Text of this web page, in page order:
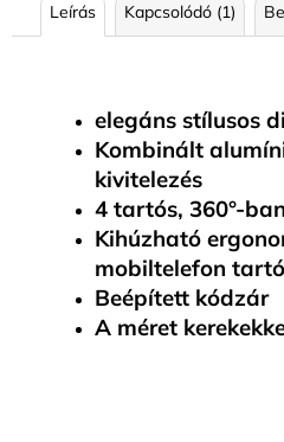
Leírás Kapcsolódó (1)
elegáns stílusos
Kombinált
kivitelezés
4 tartós, 360°-
Kihúzható
mobiltelefon
Beépített kódzár
A méret